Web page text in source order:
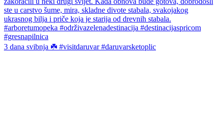
3 dana svibnja ☘️ #visitdaruvar #daruvarsketoplic